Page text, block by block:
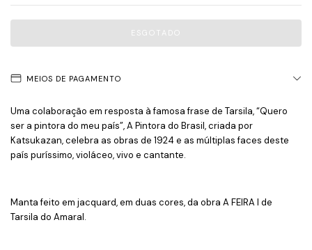
MEIOS DE PAGAMENTO
Uma colaboração em resposta à famosa frase de Tarsila, “Quero
ser a pintora do meu país”, A Pintora do Brasil, criada por
Katsukazan, celebra as obras de 1924 e as múltiplas faces deste
país puríssimo, violáceo, vivo e cantante.
Manta feito em jacquard, em duas cores, da obra A FEIRA I de
Tarsila do Amaral.